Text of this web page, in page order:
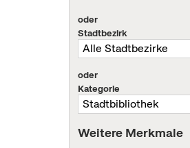
oder
Stadtbezirk
oder
Kategorie
Weitere Merkmale